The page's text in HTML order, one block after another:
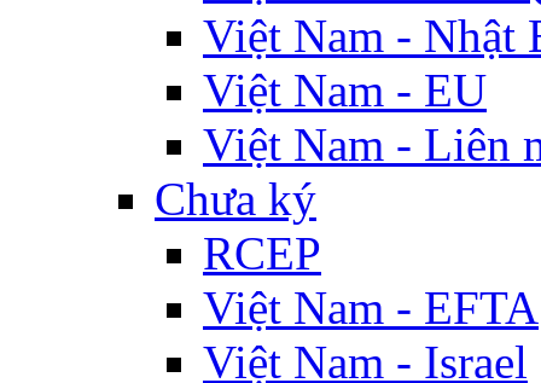
Việt Nam - Nhật
Việt Nam - EU
Việt Nam - Liên
Chưa ký
RCEP
Việt Nam - EFTA
Việt Nam - Israel